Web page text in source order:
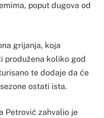
poput dugova od
grijanja, koja
produžena koliko god
te dodaje da će
ostati ista.
Petrović zahvalio je